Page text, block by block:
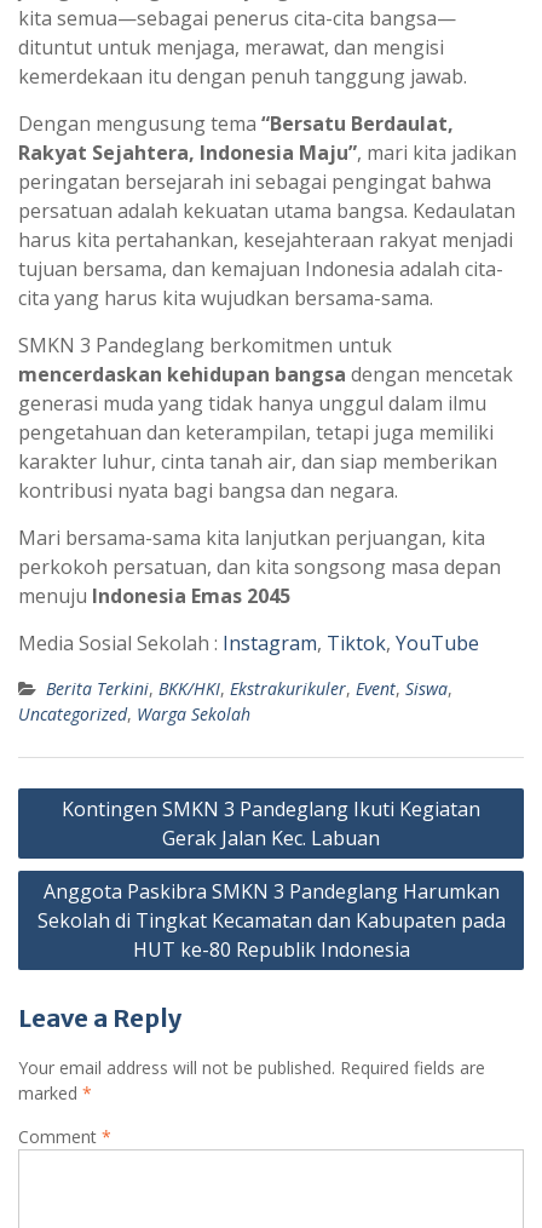
kita semua—sebagai penerus cita-cita bangsa—
dituntut untuk menjaga, merawat, dan mengisi
kemerdekaan itu dengan penuh tanggung jawab.
Dengan mengusung tema “Bersatu Berdaulat,
Rakyat Sejahtera, Indonesia Maju”, mari kita jadikan
peringatan bersejarah ini sebagai pengingat bahwa
persatuan adalah kekuatan utama bangsa. Kedaulatan
harus kita pertahankan, kesejahteraan rakyat menjadi
tujuan bersama, dan kemajuan Indonesia adalah cita-
cita yang harus kita wujudkan bersama-sama.
SMKN 3 Pandeglang berkomitmen untuk
mencerdaskan kehidupan bangsa dengan mencetak
generasi muda yang tidak hanya unggul dalam ilmu
pengetahuan dan keterampilan, tetapi juga memiliki
karakter luhur, cinta tanah air, dan siap memberikan
kontribusi nyata bagi bangsa dan negara.
Mari bersama-sama kita lanjutkan perjuangan, kita
perkokoh persatuan, dan kita songsong masa depan
menuju Indonesia Emas 2045
Media Sosial Sekolah : Instagram, Tiktok, YouTube
Berita Terkini, BKK/HKI, Ekstrakurikuler, Event, Siswa,
Uncategorized, Warga Sekolah
Post
navigation
Kontingen SMKN 3 Pandeglang Ikuti Kegiatan
Gerak Jalan Kec. Labuan
Anggota Paskibra SMKN 3 Pandeglang Harumkan
Sekolah di Tingkat Kecamatan dan Kabupaten pada
HUT ke-80 Republik Indonesia
Leave a Reply
Your email address will not be published. Required fields are
marked *
Comment *